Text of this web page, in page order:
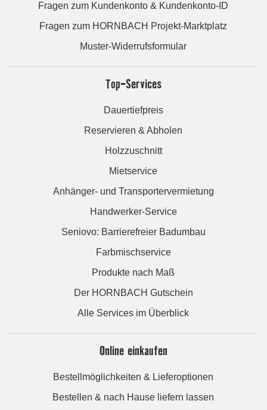
Fragen zum Kundenkonto & Kundenkonto-ID
Fragen zum HORNBACH Projekt-Marktplatz
Muster-Widerrufsformular
Top-Services
Dauertiefpreis
Reservieren & Abholen
Holzzuschnitt
Mietservice
Anhänger- und Transportervermietung
Handwerker-Service
Seniovo: Barrierefreier Badumbau
Farbmischservice
Produkte nach Maß
Der HORNBACH Gutschein
Alle Services im Überblick
Online einkaufen
Bestellmöglichkeiten & Lieferoptionen
Bestellen & nach Hause liefern lassen